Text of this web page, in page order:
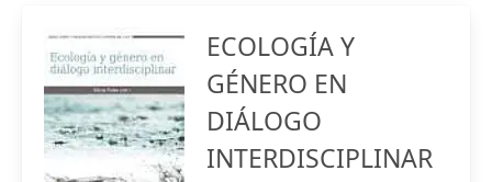
ECOLOGÍA Y
GÉNERO EN
DIÁLOGO
INTERDISCIPLINAR